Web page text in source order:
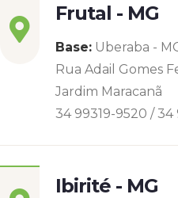
Frutal - MG
Base: Uberaba -
Rua Adail Gomes
Jardim Maracanã
34 99319-9520 / 34
Ibirité - MG